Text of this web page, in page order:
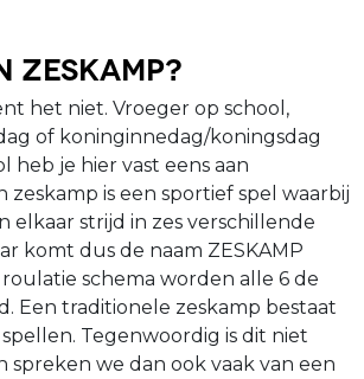
zeskamp?
het niet. Vroeger op school,
of koninginnedag/koningsdag
heb je hier vast eens aan
zeskamp is een sportief spel waarbij
elkaar strijd in zes verschillende
komt dus de naam ZESKAMP
schema worden alle 6 de
Een traditionele zeskamp bestaat
Tegenwoordig is dit niet
spreken we dan ook vaak van een